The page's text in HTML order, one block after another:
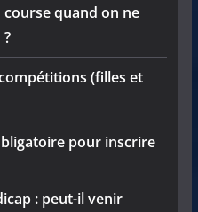
quand on ne
(filles et
pour inscrire
: peut-il venir